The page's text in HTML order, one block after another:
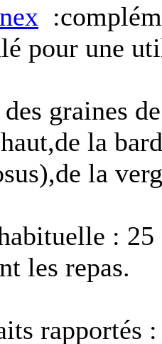
pour une
graines
la
la
:
les repas.
rapportés